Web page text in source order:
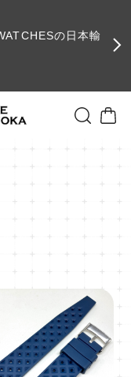
の日本輸